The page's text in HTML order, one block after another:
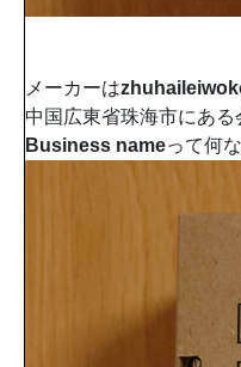
メーカーは
中国広東省珠海市にあ
Business nameって何